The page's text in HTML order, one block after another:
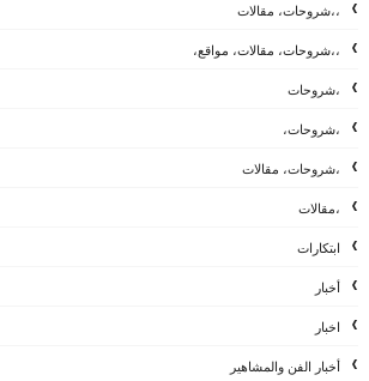
،،شروحات، مقالات
،،شروحات، مقالات، مواقع،
،شروحات
،شروحات،
،شروحات، مقالات
،مقالات
ابتكارات
أخبار
اخبار
أخبار الفن والمشاهير